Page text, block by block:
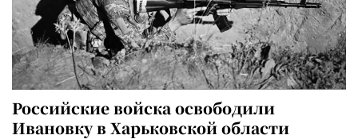
Российские войска освободили
Ивановку в Харьковской области